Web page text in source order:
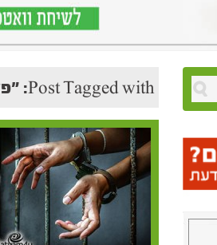
Post Tagged with: "פלישה לדירה"